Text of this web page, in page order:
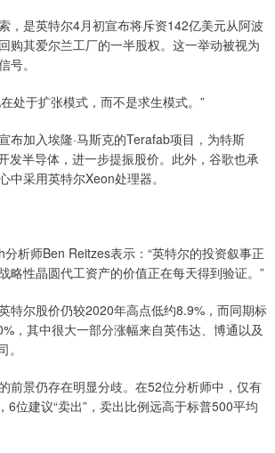
是英特尔4月初宣布将斥资142亿美元从阿波
购其爱尔兰工厂的一半股权。这一举动被视为
号。
于扩张模式，而不是求生模式。”
加入埃隆·马斯克的Terafab项目，为特斯
发半导体，进一步提振股价。此外，谷歌也承
中采用英特尔Xeon处理器。
师Ben Reitzes表示：“英特尔的投资叙事正
略性晶圆代工资产的价值正在每天得到验证。”
尔股价仍较2020年高点低约8.9%，而同期标
，其中很大一部分涨幅来自英伟达、博通以及
景仍存在明显分歧。在52位分析师中，仅有
6位建议“卖出”，卖出比例远高于标普500平均